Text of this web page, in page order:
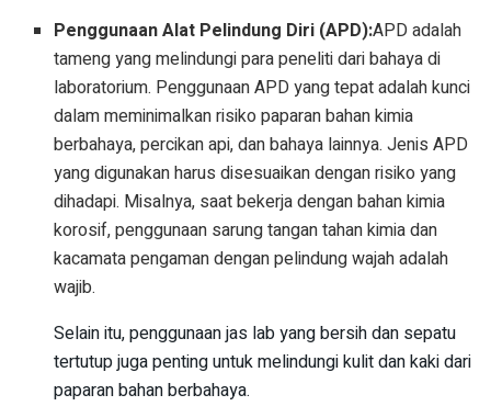
Penggunaan Alat Pelindung Diri (APD):APD adalah
tameng yang melindungi para peneliti dari bahaya di
laboratorium. Penggunaan APD yang tepat adalah kunci
dalam meminimalkan risiko paparan bahan kimia
berbahaya, percikan api, dan bahaya lainnya. Jenis APD
yang digunakan harus disesuaikan dengan risiko yang
dihadapi. Misalnya, saat bekerja dengan bahan kimia
korosif, penggunaan sarung tangan tahan kimia dan
kacamata pengaman dengan pelindung wajah adalah
wajib.
Selain itu, penggunaan jas lab yang bersih dan sepatu
tertutup juga penting untuk melindungi kulit dan kaki dari
paparan bahan berbahaya.